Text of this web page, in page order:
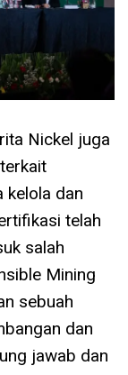
Nickel juga
kelola dan
telah
salah
Mining
sebuah
dan
jawab dan